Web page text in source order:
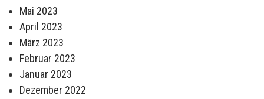
Mai 2023
April 2023
März 2023
Februar 2023
Januar 2023
Dezember 2022